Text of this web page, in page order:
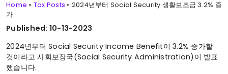
Home » Tax Posts » 2024년부터 Social Security 생활보조금 3.2% 증
가
Published: 10-13-2023
2024년부터 Social Security Income Benefit이 3.2% 증가할
것이라고 사회보장국(Social Security Administration)이 발표
했습니다.